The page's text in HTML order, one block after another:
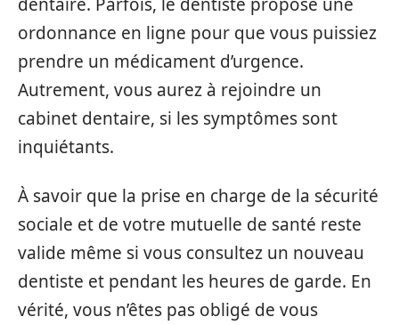
dentaire. Parfois, le dentiste propose une
ordonnance en ligne pour que vous puissiez
prendre un médicament d’urgence.
Autrement, vous aurez à rejoindre un
cabinet dentaire, si les symptômes sont
inquiétants.
À savoir que la prise en charge de la sécurité
sociale et de votre mutuelle de santé reste
valide même si vous consultez un nouveau
dentiste et pendant les heures de garde. En
vérité, vous n’êtes pas obligé de vous